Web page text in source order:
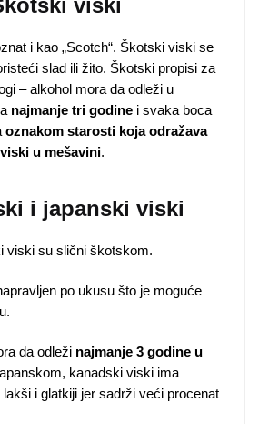
i kao „Scotch“. Škotski viski se
slad ili žito. Škotski propisi za
– alkohol mora da odleži u
najmanje tri godine i svaka boca
oznakom starosti koja odražava
u mešavini.
i japanski viski
viski su slični škotskom.
po ukusu što je moguće
da odleži najmanje 3 godine u
kanadski viski ima
i glatkiji jer sadrži veći procenat